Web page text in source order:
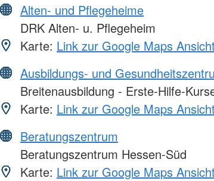
Alten- und Pflegeheime
DRK Alten- u. Pflegeheim
Karte: Link zur Google Maps Ansicht
Ausbildungs- und
Breitenausbildung - Erste-Hilfe-
Karte: Link zur Google Maps Ansicht
Beratungszentrum
Beratungszentrum Hessen-Süd
Karte: Link zur Google Maps Ansicht